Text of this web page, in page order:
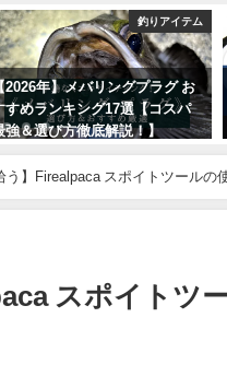
釣りアイテム
2026年】メバリングプラグ お
すめランキング17選【コスパ
強＆選び方徹底解説！】
う】Firealpaca スポイトツールの
スポイトツ